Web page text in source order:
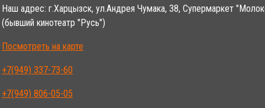
Наш адрес: г.Харцызск, ул.Андрея Чумака, 38, Супермаркет
(бывший кинотеатр "Русь")
Посмотреть на карте
+7(949) 337-73-60
+7(949) 806-05-05